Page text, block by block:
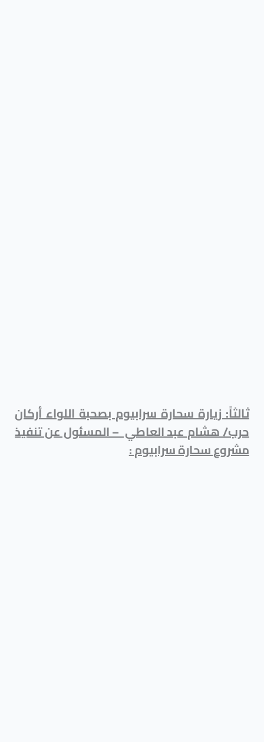
ثالثاً: زيارة سحارة سرابيوم بصحبة اللواء أركان
حرب/ هشام عبد العاطي – المسئول عن تنفيذ
مشروع سحارة سرابيوم :